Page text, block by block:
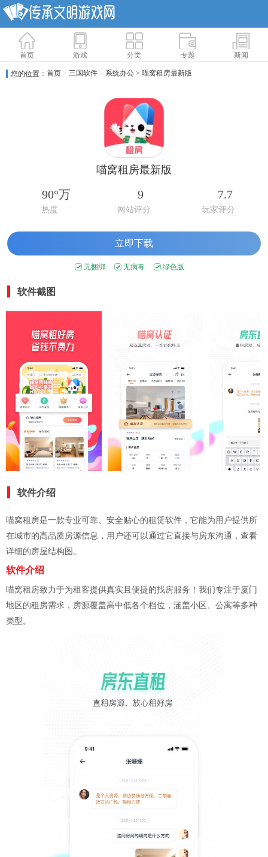
首页 游戏 分类 专题 新闻
您的位置： 首页 > 三国软件 > 系统办公 > 喵窝租房最新版
喵窝租房最新版
90°万
热度
9
网站评分
7.7
玩家评分
立即下载
无捆绑 无病毒 绿色版
软件截图
软件介绍
喵窝租房是一款专业可靠、安全贴心的租赁软件，它能为用户提供所
在城市的高品质房源信息，用户还可以通过它直接与房东沟通，查看
详细的房屋结构图。
软件介绍
喵窝租房致力于为租客提供真实且便捷的找房服务！我们专注于厦门
地区的租房需求，房源覆盖高中低各个档位，涵盖小区、公寓等多种
类型。